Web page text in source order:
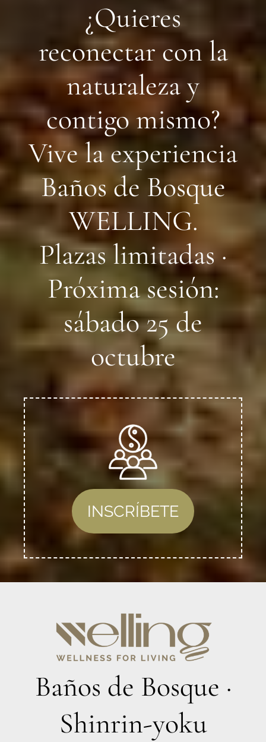
¿Quieres
reconectar con la
naturaleza y
contigo mismo?
Vive la experiencia
Baños de Bosque
WELLING.
Plazas limitadas ·
Próxima sesión:
sábado 25 de
octubre
INSCRÍBETE
Baños de Bosque ·
Shinrin-yoku